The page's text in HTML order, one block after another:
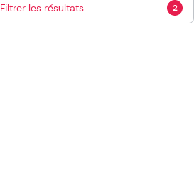
Filtrer les résultats 2